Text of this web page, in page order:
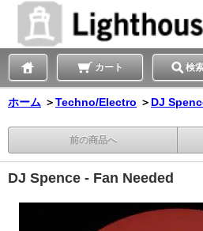
カート 検
ホーム ＞Techno/Electro ＞ DJ
前の商品へ
DJ Spence - Fan Needed